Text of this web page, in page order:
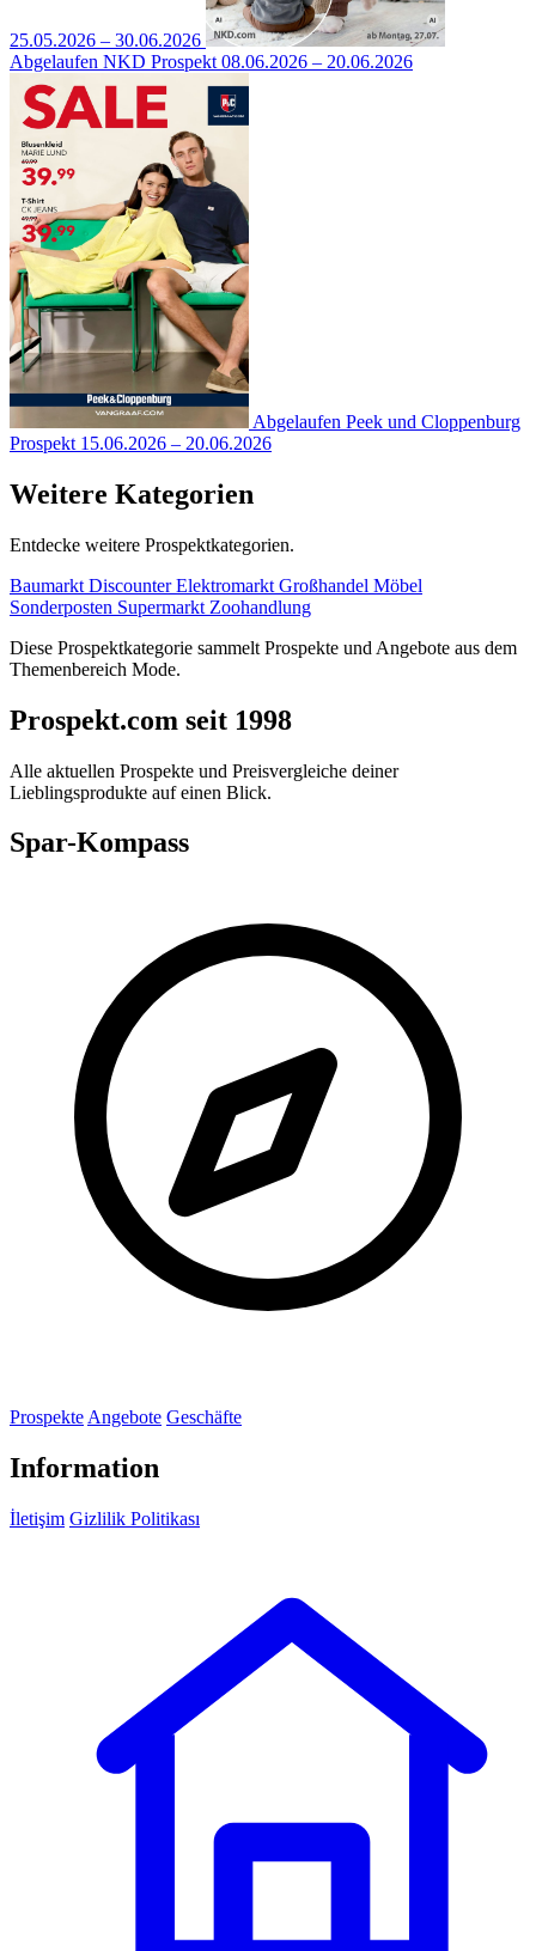
25.05.2026 – 30.06.2026
Abgelaufen NKD Prospekt 08.06.2026 – 20.06.2026
Abgelaufen Peek und Cloppenburg
Prospekt 15.06.2026 – 20.06.2026
Weitere Kategorien
Entdecke weitere Prospektkategorien.
Baumarkt DiscounterElektromarkt Großhandel Möbel
Sonderposten Supermarkt Zoohandlung
Diese Prospektkategorie sammelt Prospekte und Angebote aus dem
Themenbereich Mode.
Prospekt.com seit 1998
Alle aktuellen Prospekte und Preisvergleiche deiner
Lieblingsprodukte auf einen Blick.
Spar-Kompass
Prospekte Angebote Geschäfte
Information
İletişim Gizlilik Politikası